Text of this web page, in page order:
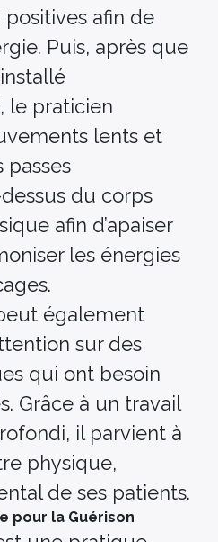
afin de
Puis, après que
le praticien
lents et
passes
du corps
afin d’apaiser
les énergies
également
sur des
qui ont besoin
Grâce à un travail
il parvient à
physique,
de ses patients.
pour la Guérison